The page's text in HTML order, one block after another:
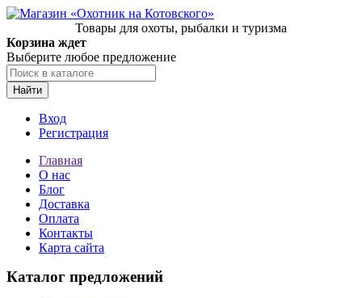
Товары для охоты, рыбалки и туризма
Корзина ждет
Выберите любое предложение
Найти
Вход
Регистрация
Главная
О нас
Блог
Доставка
Оплата
Контакты
Карта сайта
Каталог предложений